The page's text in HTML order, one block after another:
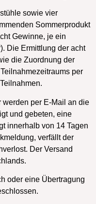
sowie vier
Sommerprodukt
Gewinne, je ein
Die Ermittlung der acht
die Zuordnung der
per
per E-Mail an die
und gebeten, eine
innerhalb von 14 Tagen
verfällt der
Der Versand
oder eine Übertragung